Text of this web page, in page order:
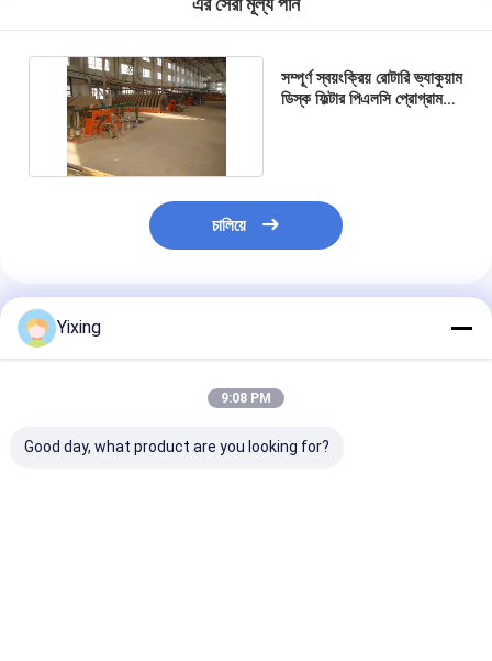
এর সেরা মূল্য পান
সম্পূর্ণ স্বয়ংক্রিয় রোটারি ভ্যাকুয়াম
ডিস্ক ফিল্টার পিএলসি প্রোগ্রাম
চালিয়ে
প্রস্তাবিত পণ্য
Yixing
9:08 PM
Good day, what product are you looking for?